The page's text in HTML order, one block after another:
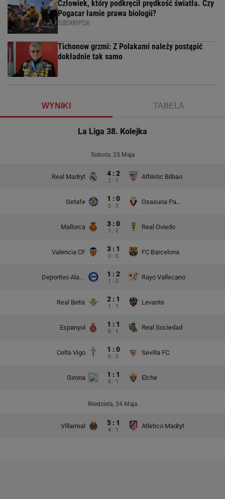
Człowiek, który podkręcił prędkość światła. Czy
Pogacar łamie prawa biologii?
SUBSKRYPCJA
Tichonow grzmi: Z Polakami należy postąpić
dokładnie tak samo
WYNIKI TABELA
La Liga 38. Kolejka
Sobota, 23 Maja
Real Madryt 4 : 2
2 : 1
Athletic Bilbao
Getafe 1 : 0
0 : 0
Osasuna Pampeluna
Mallorca 3 : 0
1 : 0
Real Oviedo
Valencia CF 3 : 1
0 : 0
FC Barcelona
Deportivo Alaves 1 : 2
1 : 0
Rayo Vallecano
Real Betis 2 : 1
1 : 1
Levante
Espanyol 1 : 1
0 : 1
Real Sociedad
Celta Vigo 1 : 0
0 : 0
Sevilla FC
Girona 1 : 1
0 : 1
Elche
Niedziela, 24 Maja
Villarreal 5 : 1
4 : 1
Atletico Madryt